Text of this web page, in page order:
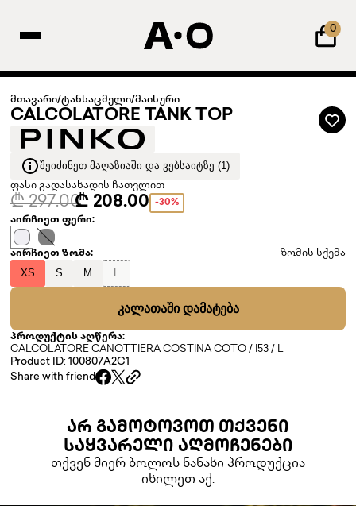
0
მთავარი/ტანსაცმელი/მაისური
CALCOLATORE TANK TOP
ᲨᲔᲘᲫᲘᲜᲔᲗ ᲛᲐᲦᲐᲖᲘᲐᲨᲘ ᲓᲐ ᲕᲔᲑᲡᲐᲘᲢᲖᲔ (1)
ფასი გადასახადის ჩათვლით
₾ 297.00₾ 208.00 -30%
აირჩიეთ ფერი:
აირჩიეთ ზომა: ზომის სქემა
XS S M L
ᲙᲐᲚᲐᲗᲐᲨᲘ ᲓᲐᲛᲐᲢᲔᲑᲐ
პროდუქტის აღწერა:
CALCOLATORE CANOTTIERA COSTINA COTO / I53 / L
Product ID: 100807A2C1
Share with friend
ᲐᲠ ᲒᲐᲛᲝᲢᲝᲕᲝᲗ ᲗᲥᲕᲔᲜᲘ
ᲡᲐᲧᲕᲐᲠᲔᲚᲘ ᲐᲦᲛᲝᲩᲔᲜᲔᲑᲘ
თქვენ მიერ ბოლოს ნანახი პროდუქცია
იხილეთ აქ.